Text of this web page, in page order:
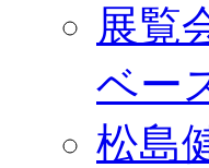
展覧
ベー
松島